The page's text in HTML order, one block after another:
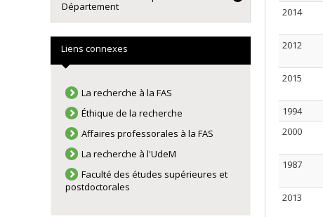
2014
2012
2015
1994
2000
1987
2013
Département
Liens connexes
La recherche à la FAS
Éthique de la recherche
Affaires professorales à la FAS
La recherche à l'UdeM
Faculté des études supérieures et
postdoctorales